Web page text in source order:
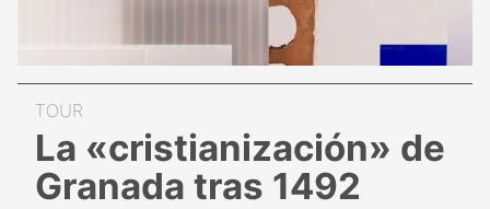
La «cristianización» de
Granada tras 1492